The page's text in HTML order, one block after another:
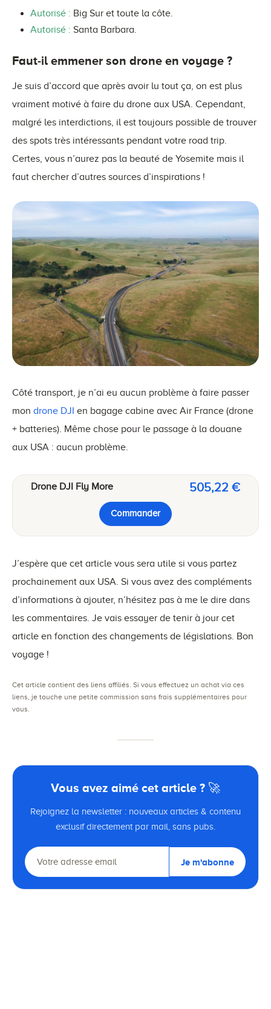
Autorisé : Big Sur et toute la côte.
Autorisé : Santa Barbara.
Faut-il emmener son drone en voyage ?
Je suis d’accord que après avoir lu tout ça, on est plus
vraiment motivé à faire du drone aux USA. Cependant,
malgré les interdictions, il est toujours possible de trouver
des spots très intéressants pendant votre road trip.
Certes, vous n’aurez pas la beauté de Yosemite mais il
faut chercher d’autres sources d’inspirations !
Côté transport, je n’ai eu aucun problème à faire passer
mon drone DJI en bagage cabine avec Air France (drone
+ batteries). Même chose pour le passage à la douane
aux USA : aucun problème.
Drone DJI Fly More 505,22 €
Commander
J’espère que cet article vous sera utile si vous partez
prochainement aux USA. Si vous avez des compléments
d’informations à ajouter, n’hésitez pas à me le dire dans
les commentaires. Je vais essayer de tenir à jour cet
article en fonction des changements de législations. Bon
voyage !
Cet article contient des liens affiliés. Si vous effectuez un achat via ces
liens, je touche une petite commission sans frais supplémentaires pour
vous.
Vous avez aimé cet article ? 🚀
Rejoignez la newsletter : nouveaux articles & contenu
exclusif directement par mail, sans pubs.
Je m'abonne